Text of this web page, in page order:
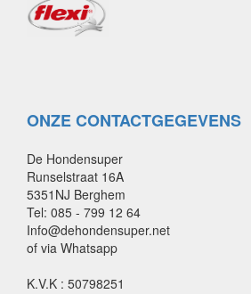
ONZE CONTACTGEGEVENS
De Hondensuper
Runselstraat 16A
5351NJ Berghem
Tel: 085 - 799 12 64
Info@dehondensuper.net
of via Whatsapp
K.V.K : 50798251